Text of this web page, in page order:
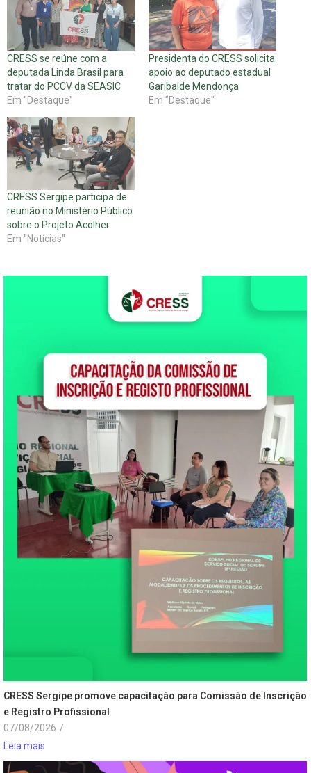
CRESS se reúne com a
deputada Linda Brasil para
tratar do PCCV da SEASIC
Em "Destaque"
Presidenta do CRESS solicita
apoio ao deputado estadual
Garibalde Mendonça
Em "Destaque"
CRESS Sergipe participa de
reunião no Ministério Público
sobre o Projeto Acolher
Em "Notícias"
CRESS Sergipe promove capacitação para Comissão de Inscrição
e Registro Profissional
07/08/2026 /
Leia mais